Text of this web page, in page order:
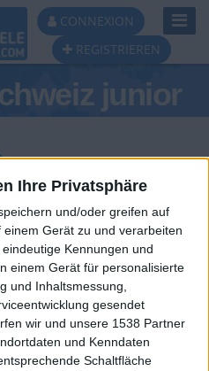
Ihre Privatsphäre
und/oder greifen auf
Gerät zu und verarbeiten
Kennungen und
einem Gerät für personalisierte
und Inhaltsmessung,
gesendet
wir und unsere 1538 Partner
und Kenndaten
Schaltfläche
CONNEXION
REGISTRIEREN
junior